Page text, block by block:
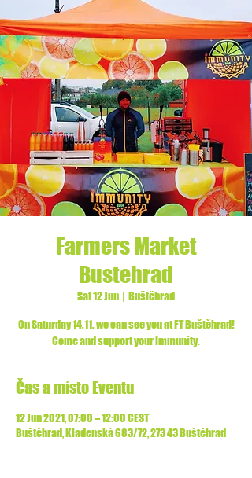
Farmers Market
Bustehrad
Sat 12 Jun
  |
Buštěhrad
On Saturday 14.11. we can see you at FT Buštěhrad!
Come and support your Immunity.
Čas a místo Eventu
12 Jun 2021, 07:00 – 12:00 CEST
Buštěhrad, Kladenská 683/72, 273 43 Buštěhrad